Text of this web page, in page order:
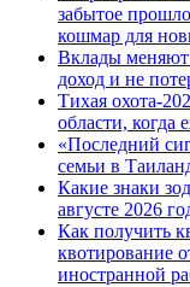
забытое
кошмар для
Вклады меняют
доход и не
Тихая охота-
области, когда
«Последний
семьи в
Какие знаки
августе 2026
Как получить
квотирование
иностранной